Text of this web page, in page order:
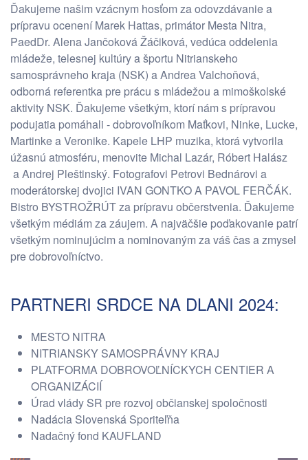
Ďakujeme našim vzácnym hosťom za odovzdávanie a
prípravu ocenení Marek Hattas, primátor Mesta Nitra,
PaedDr. Alena Jančoková Žáčiková, vedúca oddelenia
mládeže, telesnej kultúry a športu Nitrianskeho
samosprávneho kraja (NSK) a Andrea Valchoňová,
odborná referentka pre prácu s mládežou a mimoškolské
aktivity NSK. Ďakujeme všetkým, ktorí nám s prípravou
podujatia pomáhali - dobrovoľníkom Maťkovi, Ninke, Lucke,
Martinke a Veronike. Kapele LHP muzika, ktorá vytvorila
úžasnú atmosféru, menovite Michal Lazár, Róbert Halász
a Andrej Pleštinský. Fotografovi Petrovi Bednárovi a
moderátorskej dvojici IVAN GONTKO A PAVOL FERČÁK.
Bistro BYSTROŽRÚT za prípravu občerstvenia. Ďakujeme
všetkým médiám za záujem. A najväčšie poďakovanie patrí
všetkým nominujúcim a nominovaným za váš čas a zmysel
pre dobrovoľníctvo.
PARTNERI SRDCE NA DLANI 2024:
MESTO NITRA
NITRIANSKY SAMOSPRÁVNY KRAJ
PLATFORMA DOBROVOĽNÍCKYCH CENTIER A
ORGANIZÁCIÍ
Úrad vlády SR pre rozvoj občianskej spoločnosti
Nadácia Slovenská Sporiteľňa
Nadačný fond KAUFLAND